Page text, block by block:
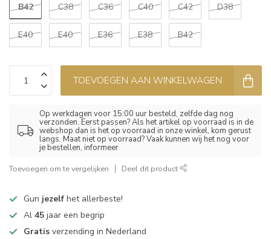
B42 C38 C36 C40 C42 D38
E40 E40 E36 E38 B42
TOEVOEGEN AAN WINKELWAGEN
Op werkdagen voor 15:00 uur besteld, zelfde dag nog
verzonden. Eerst passen? Als het artikel op voorraad is in de
webshop dan is het op voorraad in onze winkel, kom gerust
langs. Maat niet op voorraad? Vaak kunnen wij het nog voor
je bestellen, informeer
Toevoegen om te vergelijken Deel dit product
Gun jezelf het allerbeste!
Al 45 jaar een begrip
Gratis verzending in Nederland